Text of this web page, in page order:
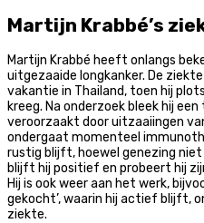
Martijn Krabbé’s
Martijn Krabbé heeft onlangs
uitgezaaide longkanker. De
vakantie in Thailand, toen hij
kreeg. Na onderzoek bleek hij
veroorzaakt door uitzaaiingen
ondergaat momenteel
rustig blijft, hoewel genezing
blijft hij positief en probeert hij
Hij is ook weer aan het werk,
gekocht’, waarin hij actief blijft,
ziekte.